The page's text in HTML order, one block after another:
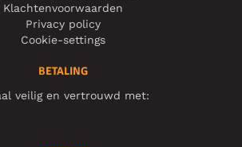
Klachtenvoorwaarden
Privacy policy
Cookie-settings
BETALING
veilig en vertrouwd met: